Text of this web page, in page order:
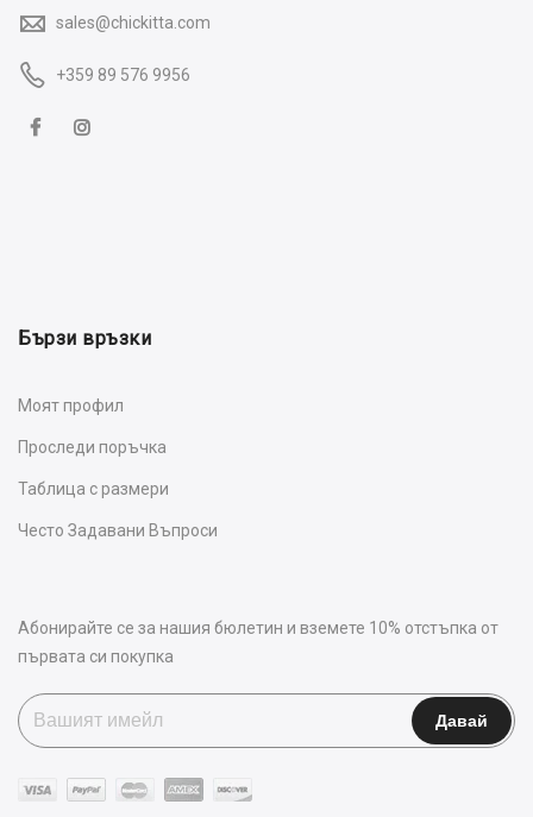
sales@chickitta.com
+359 89 576 9956
Бързи връзки
Моят профил
Проследи поръчка
Таблица с размери
Често Задавани Въпроси
Абонирайте се за нашия бюлетин и вземете 10% отстъпка от
първата си покупка